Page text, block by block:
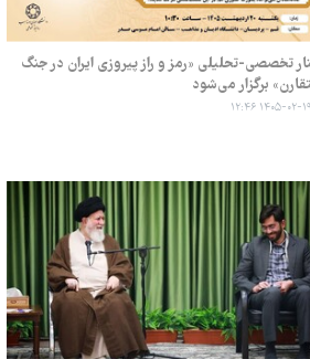
تخصصی-تحلیلی «رمز و راز پیروزی ایران در جنگ
برگزار می‌شود
۱۴۰۵-۰۲-۱۹ ۱۲:۴۶